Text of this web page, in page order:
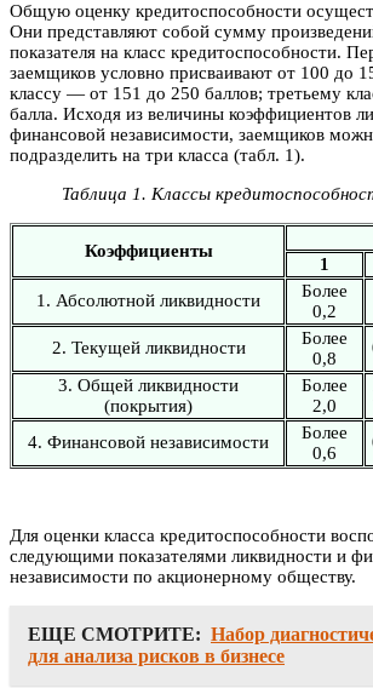
Общую оценку кредитоспособности
Они представляют собой сумму
показателя на класс кредитоспособности.
заемщиков условно присваивают от 100 до
классу — от 151 до 250 баллов; третьему
балла. Исходя из величины коэффициентов
финансовой независимости, заемщиков
подразделить на три класса (табл. 1).
Таблица 1. Классы
Коэффициенты
1
1. Абсолютной ликвидности
Более
0,2
2. Текущей ликвидности
Более
0,8
3. Общей ликвидности
(покрытия)
Более
2,0
4. Финансовой независимости
Более
0,6
Для оценки класса кредитоспособности
следующими показателями ликвидности и
независимости по акционерному обществу.
ЕЩЕ СМОТРИТЕ: Набор
для анализа рисков в бизнесе